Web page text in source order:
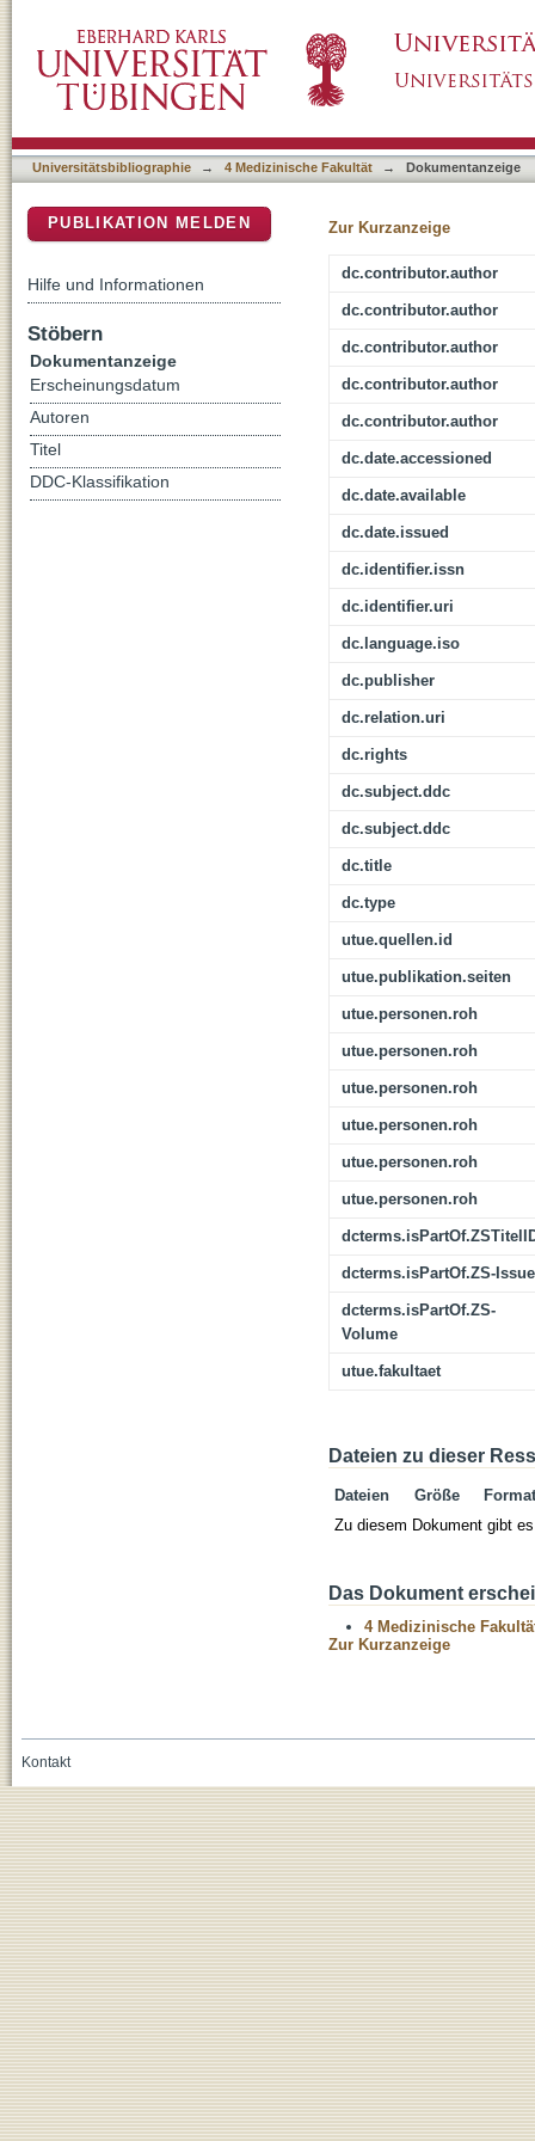
Universitätsbibliographie → 4 Medizinische Fakultät → Dokumentanzeige
Zur Kurzanzeige
dc.contributor.author
dc.contributor.author
dc.contributor.author
dc.contributor.author
dc.contributor.author
dc.date.accessioned
dc.date.available
dc.date.issued
dc.identifier.issn
dc.identifier.uri
dc.language.iso
dc.publisher
dc.relation.uri
dc.rights
dc.subject.ddc
dc.subject.ddc
dc.title
dc.type
utue.quellen.id
utue.publikation.seiten
utue.personen.roh
utue.personen.roh
utue.personen.roh
utue.personen.roh
utue.personen.roh
utue.personen.roh
dcterms.isPartOf.ZS-Issue
dcterms.isPartOf.ZS-
Volume
utue.fakultaet
Dateien zu dieser
Dateien Größe
Format
Zu diesem Dokument gibt
Das Dokument
4 Medizinische
Zur Kurzanzeige
PUBLIKATION MELDEN
Hilfe und Informationen
Stöbern
Dokumentanzeige
Erscheinungsdatum
Autoren
Titel
DDC-Klassifikation
Kontakt